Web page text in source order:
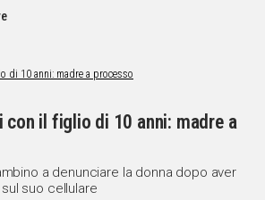
con il figlio di 10 anni: madre a
a denunciare la donna dopo aver
suo cellulare